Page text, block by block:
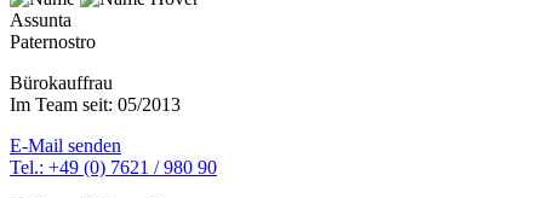
Assunta
Paternostro
Bürokauffrau
Im Team seit: 05/2013
E-Mail senden
Tel.: +49 (0) 7621 / 980 90